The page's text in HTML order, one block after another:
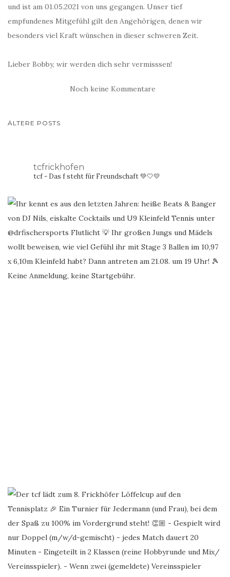
und ist am 01.05.2021 von uns gegangen. Unser tief
empfundenes Mitgefühl gilt den Angehörigen, denen wir
besonders viel Kraft wünschen in dieser schweren Zeit.
Lieber Bobby, wir werden dich sehr vermisssen!
Noch keine Kommentare
BEITRAGSNAVIGATION
ÄLTERE POSTS
tcfrickhofen
tcf - Das f steht für Freundschaft 💚🤍💛